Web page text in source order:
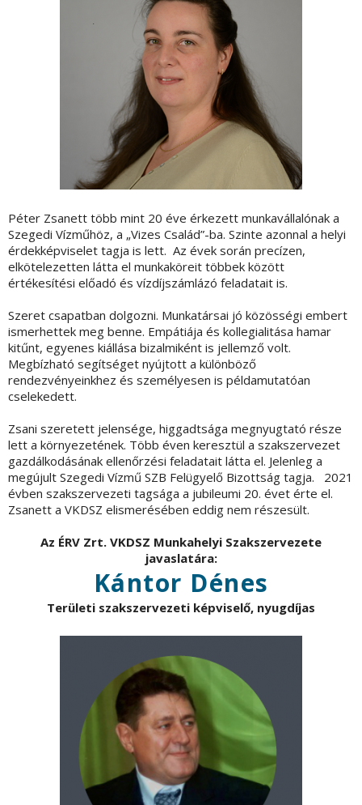
Péter Zsanett több mint 20 éve érkezett munkavállalónak a
Szegedi Vízműhöz, a „Vizes Család”-ba. Szinte azonnal a helyi
érdekképviselet tagja is lett. Az évek során precízen,
elkötelezetten látta el munkaköreit többek között
értékesítési előadó és vízdíjszámlázó feladatait is.
Szeret csapatban dolgozni. Munkatársai jó közösségi embert
ismerhettek meg benne. Empátiája és kollegialitása hamar
kitűnt, egyenes kiállása bizalmiként is jellemző volt.
Megbízható segítséget nyújtott a különböző
rendezvényeinkhez és személyesen is példamutatóan
cselekedett.
Zsani szeretett jelensége, higgadtsága megnyugtató része
lett a környezetének. Több éven keresztül a szakszervezet
gazdálkodásának ellenőrzési feladatait látta el. Jelenleg a
megújult Szegedi Vízmű SZB Felügyelő Bizottság tagja. 2021
évben szakszervezeti tagsága a jubileumi 20. évet érte el.
Zsanett a VKDSZ elismerésében eddig nem részesült.
Az ÉRV Zrt. VKDSZ Munkahelyi Szakszervezete
javaslatára:
Kántor Dénes
Területi szakszervezeti képviselő, nyugdíjas